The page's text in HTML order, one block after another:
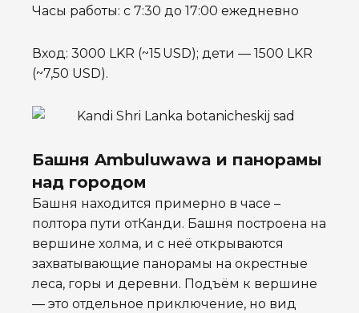
Часы работы: с 7:30 до 17:00 ежедневно
Вход: 3000 LKR (~15 USD); дети — 1500 LKR
(~7,50 USD).
Башня Ambuluwawa и панорамы
над городом
Башня находится примерно в часе –
полтора пути отКанди. Башня построена на
вершине холма, и с неё открываются
захватывающие панорамы на окрестные
леса, горы и деревни. Подъём к вершине
— это отдельное приключение, но вид